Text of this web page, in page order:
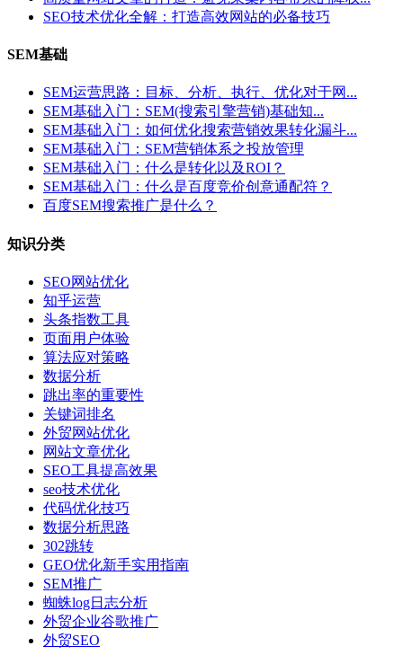
SEO技术优化全解：打造高效网站的必备技巧
SEM基础
SEM运营思路：目标、分析、执行、优化对于网...
SEM基础入门：SEM(搜索引擎营销)基础知...
SEM基础入门：如何优化搜索营销效果转化漏斗...
SEM基础入门：SEM营销体系之投放管理
SEM基础入门：什么是转化以及ROI？
SEM基础入门：什么是百度竞价创意通配符？
百度SEM搜索推广是什么？
知识分类
SEO网站优化
知乎运营
头条指数工具
页面用户体验
算法应对策略
数据分析
跳出率的重要性
关键词排名
外贸网站优化
网站文章优化
SEO工具提高效果
seo技术优化
代码优化技巧
数据分析思路
302跳转
GEO优化新手实用指南
SEM推广
蜘蛛log日志分析
外贸企业谷歌推广
外贸SEO